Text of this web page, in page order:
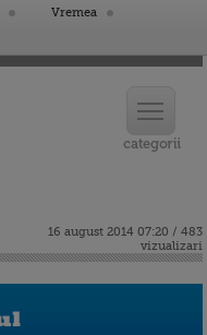
Vremea
16 august 2014 07:20 / 483
vizualizari